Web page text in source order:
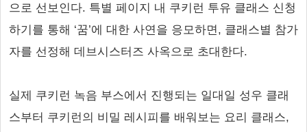
으로 선보인다. 특별 페이지 내 쿠키런 투유 클래스 신청
하기를 통해 ‘꿈’에 대한 사연을 응모하면, 클래스별 참가
자를 선정해 데브시스터즈 사옥으로 초대한다.
실제 쿠키런 녹음 부스에서 진행되는 일대일 성우 클래
스부터 쿠키런의 비밀 레시피를 배워보는 요리 클래스,